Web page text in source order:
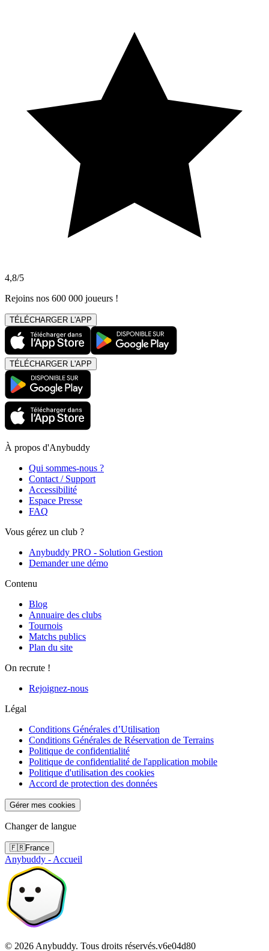
4,8/5
Rejoins nos 600 000 joueurs !
TÉLÉCHARGER L'APP
TÉLÉCHARGER L'APP
À propos d'Anybuddy
Qui sommes-nous ?
Contact / Support
Accessibilité
Espace Presse
FAQ
Vous gérez un club ?
Anybuddy PRO - Solution Gestion
Demander une démo
Contenu
Blog
Annuaire des clubs
Tournois
Matchs publics
Plan du site
On recrute !
Rejoignez-nous
Légal
Conditions Générales d’Utilisation
Conditions Générales de Réservation de Terrains
Politique de confidentialité
Politique de confidentialité de l'application mobile
Politique d'utilisation des cookies
Accord de protection des données
Gérer mes cookies
Changer de langue
🇫🇷France
Anybuddy - Accueil
© 2026 Anybuddy. Tous droits réservés.v6e04d80